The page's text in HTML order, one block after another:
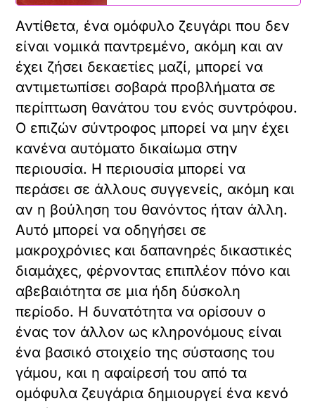
Αντίθετα, ένα ομόφυλο ζευγάρι που δεν
είναι νομικά παντρεμένο, ακόμη και αν
έχει ζήσει δεκαετίες μαζί, μπορεί να
αντιμετωπίσει σοβαρά προβλήματα σε
περίπτωση θανάτου του ενός συντρόφου.
Ο επιζών σύντροφος μπορεί να μην έχει
κανένα αυτόματο δικαίωμα στην
περιουσία. Η περιουσία μπορεί να
περάσει σε άλλους συγγενείς, ακόμη και
αν η βούληση του θανόντος ήταν άλλη.
Αυτό μπορεί να οδηγήσει σε
μακροχρόνιες και δαπανηρές δικαστικές
διαμάχες, φέρνοντας επιπλέον πόνο και
αβεβαιότητα σε μια ήδη δύσκολη
περίοδο. Η δυνατότητα να ορίσουν ο
ένας τον άλλον ως κληρονόμους είναι
ένα βασικό στοιχείο της σύστασης του
γάμου, και η αφαίρεσή του από τα
ομόφυλα ζευγάρια δημιουργεί ένα κενό